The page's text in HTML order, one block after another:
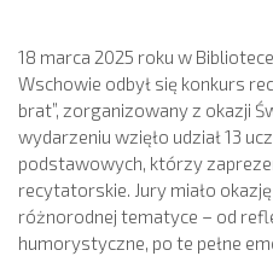
18 marca 2025 roku w
Wschowie odbył się konkurs
brat”, zorganizowany z okazji
wydarzeniu wzięło udział 13
podstawowych, którzy
recytatorskie. Jury miało
różnorodnej tematyce – od
humorystyczne, po te pełne